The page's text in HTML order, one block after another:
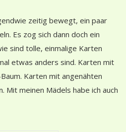
zeitig bewegt, ein paar
Es zog sich dann doch ein
sind tolle, einmalige Karten
etwas anders sind. Karten mit
Karten mit angenähten
Mit meinen Mädels habe ich auch